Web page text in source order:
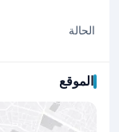
الحالة
الموقع